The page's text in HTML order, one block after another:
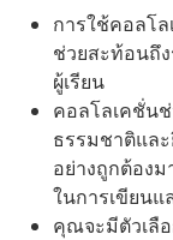
การใช้คอลโ
ช่วยสะท้อนถึ
ผู้เรียน
คอลโลเคชั่นช่
ธรรมชาติแล
อย่างถูกต้อง
ในการเขียนแ
คุณจะมีตัวเลื